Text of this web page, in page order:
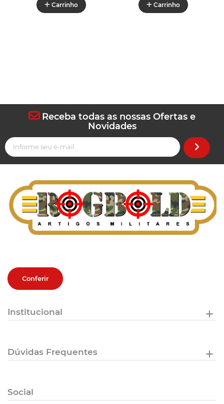
Carrinho Carrinho
Receba todas as nossas Ofertas e
Novidades
Conferir
Institucional
Dúvidas Frequentes
Social